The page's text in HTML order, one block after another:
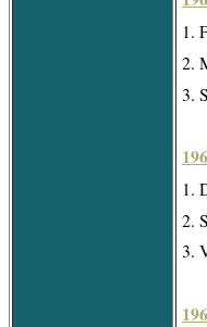
1.
2.
3.
1.
2.
3.